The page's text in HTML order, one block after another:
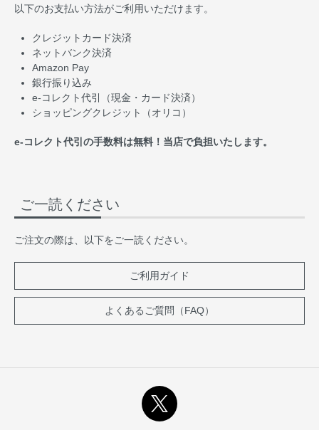
ご一読ください
ご注文の際は、以下をご一読ください。
ご利用ガイド
よくあるご質問（FAQ）
以下のお支払い方法がご利用いただけます。
クレジットカード決済
ネットバンク決済
Amazon Pay
銀行振り込み
e-コレクト代引（現金・カード決済）
ショッピングクレジット（オリコ）
e-コレクト代引の手数料は無料！当店で負担いたします。